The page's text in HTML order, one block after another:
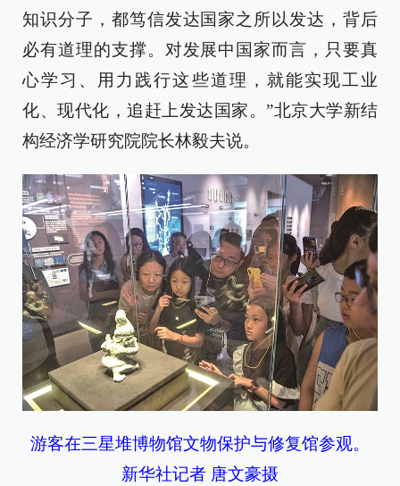
知识分子，都笃信发达国家之所以发达，背后
必有道理的支撑。对发展中国家而言，只要真
心学习、用力践行这些道理，就能实现工业
化、现代化，追赶上发达国家。”北京大学新结
构经济学研究院院长林毅夫说。
游客在三星堆博物馆文物保护与修复馆参观。
新华社记者 唐文豪摄